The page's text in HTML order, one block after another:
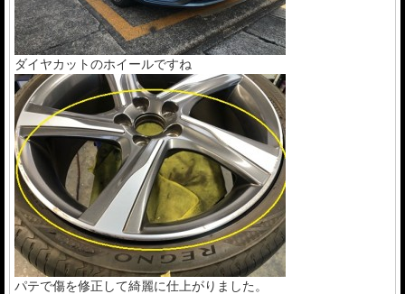
ダイヤカットのホイールですね
パテで傷を修正して綺麗に仕上がりました。